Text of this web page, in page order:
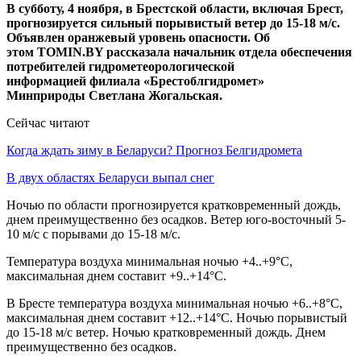
В субботу, 4 ноября, в Брестской области, включая Брест,
прогнозируется сильный порывистый ветер до 15-18 м/с.
Объявлен оранжевый уровень опасности. Об
этом TOMIN.BY рассказала начальник отдела обеспечения
потребителей гидрометеорологической
информацией филиала «Брестоблгидромет»
Минприроды Светлана Жогальская.
Сейчас читают
Когда ждать зиму в Беларуси? Прогноз Белгидромета
В двух областях Беларуси выпал снег
Ночью по области прогнозируется кратковременный дождь,
днем преимущественно без осадков. Ветер юго-восточный 5-
10 м/с с порывами до 15-18 м/с.
Температура воздуха минимальная ночью +4..+9°С,
максимальная днем составит +9..+14°С.
В Бресте температура воздуха минимальная ночью +6..+8°С,
максимальная днем составит +12..+14°С. Ночью порывистый
до 15-18 м/с ветер. Ночью кратковременный дождь. Днем
преимущественно без осадков.